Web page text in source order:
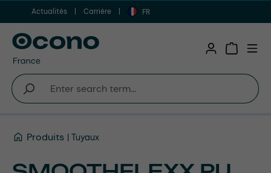
Aller au contenu principal
Actualités Carrière FR
Produits Tuyaux